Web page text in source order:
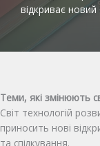
відкриває новий
Теми, які змінюють
Світ технологій
приносить нові
та спілкування.